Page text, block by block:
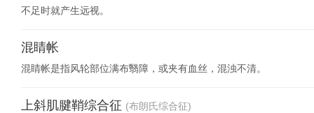
不足时就产生远视。
混睛帐
混睛帐是指风轮部位满布翳障，或夹有血丝，混浊不清。
上斜肌腱鞘综合征 (布朗氏综合征)